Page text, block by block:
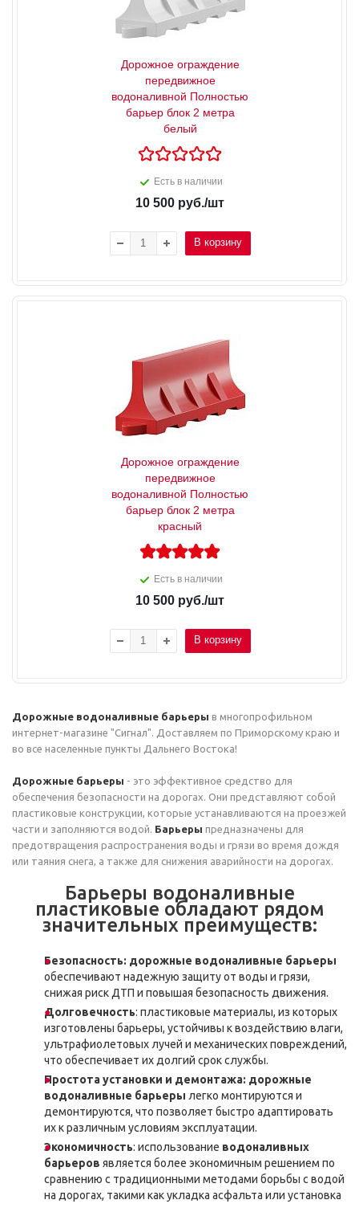
Дорожное ограждение
передвижное
водоналивной Полностью
барьер блок 2 метра
белый
Есть в наличии
10 500 руб./шт
В корзину
Дорожное ограждение
передвижное
водоналивной Полностью
барьер блок 2 метра
красный
Есть в наличии
10 500 руб./шт
В корзину
Дорожные водоналивные барьеры в многопрофильном
интернет-магазине "Сигнал". Доставляем по Приморскому краю и
во все населенные пункты Дальнего Востока!
Дорожные барьеры - это эффективное средство для
обеспечения безопасности на дорогах. Они представляют собой
пластиковые конструкции, которые устанавливаются на проезжей
части и заполняются водой. Барьеры предназначены для
предотвращения распространения воды и грязи во время дождя
или таяния снега, а также для снижения аварийности на дорогах.
Барьеры водоналивные
пластиковые обладают рядом
значительных преимуществ:
Безопасность: дорожные водоналивные барьеры
обеспечивают надежную защиту от воды и грязи,
снижая риск ДТП и повышая безопасность движения.
Долговечность: пластиковые материалы, из которых
изготовлены барьеры, устойчивы к воздействию влаги,
ультрафиолетовых лучей и механических повреждений,
что обеспечивает их долгий срок службы.
Простота установки и демонтажа: дорожные
водоналивные барьеры легко монтируются и
демонтируются, что позволяет быстро адаптировать
их к различным условиям эксплуатации.
Экономичность: использование водоналивных
барьеров является более экономичным решением по
сравнению с традиционными методами борьбы с водой
на дорогах, такими как укладка асфальта или установка